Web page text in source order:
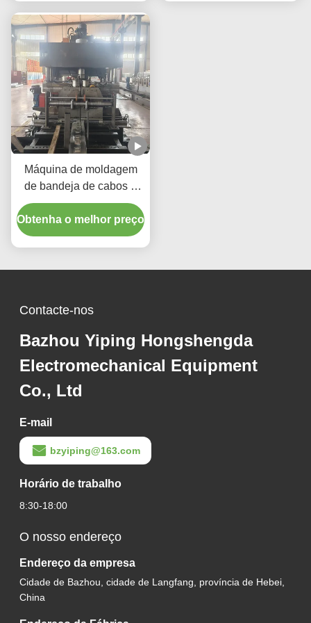
máquinas
Máquina de moldagem
de bandeja de cabos e
rolos de ductos bandeja
de cabos metálicos
máquina de perfurar folha
fazer bandeja de cabos
Obtenha o melhor preço
Contacte-nos
Bazhou Yiping Hongshengda
Electromechanical Equipment
Co., Ltd
E-mail
bzyiping@163.com
Horário de trabalho
8:30-18:00
O nosso endereço
Endereço da empresa
Cidade de Bazhou, cidade de Langfang, província de Hebei,
China